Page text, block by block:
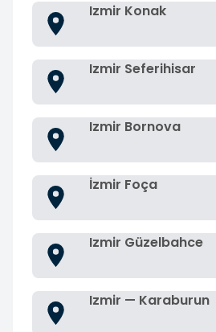
Izmir Konak
Izmir Seferihisar
Izmir Bornova
İzmir Foça
Izmir Güzelbahce
Izmir — Karaburun